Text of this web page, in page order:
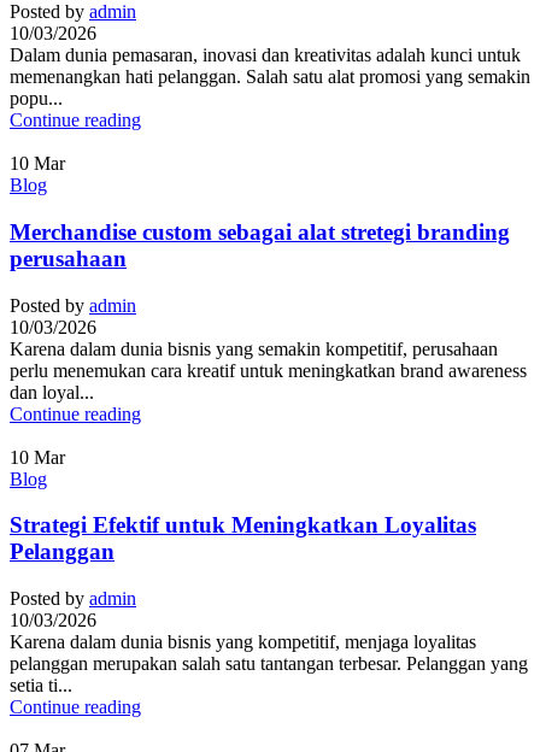
Posted by admin
10/03/2026
Dalam dunia pemasaran, inovasi dan kreativitas adalah kunci untuk
memenangkan hati pelanggan. Salah satu alat promosi yang semakin
popu...
Continue reading
10 Mar
Blog
Merchandise custom sebagai alat stretegi branding
perusahaan
Posted by admin
10/03/2026
Karena dalam dunia bisnis yang semakin kompetitif, perusahaan
perlu menemukan cara kreatif untuk meningkatkan brand awareness
dan loyal...
Continue reading
10 Mar
Blog
Strategi Efektif untuk Meningkatkan Loyalitas
Pelanggan
Posted by admin
10/03/2026
Karena dalam dunia bisnis yang kompetitif, menjaga loyalitas
pelanggan merupakan salah satu tantangan terbesar. Pelanggan yang
setia ti...
Continue reading